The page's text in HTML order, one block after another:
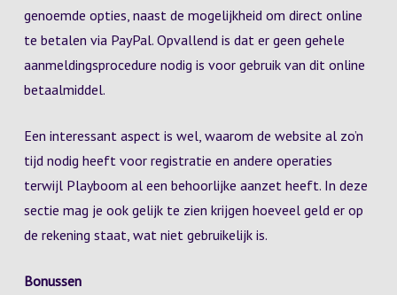
genoemde opties, naast de mogelijkheid om direct online
te betalen via PayPal. Opvallend is dat er geen gehele
aanmeldingsprocedure nodig is voor gebruik van dit online
betaalmiddel.
Een interessant aspect is wel, waarom de website al zo’n
tijd nodig heeft voor registratie en andere operaties
terwijl Playboom al een behoorlijke aanzet heeft. In deze
sectie mag je ook gelijk te zien krijgen hoeveel geld er op
de rekening staat, wat niet gebruikelijk is.
Bonussen